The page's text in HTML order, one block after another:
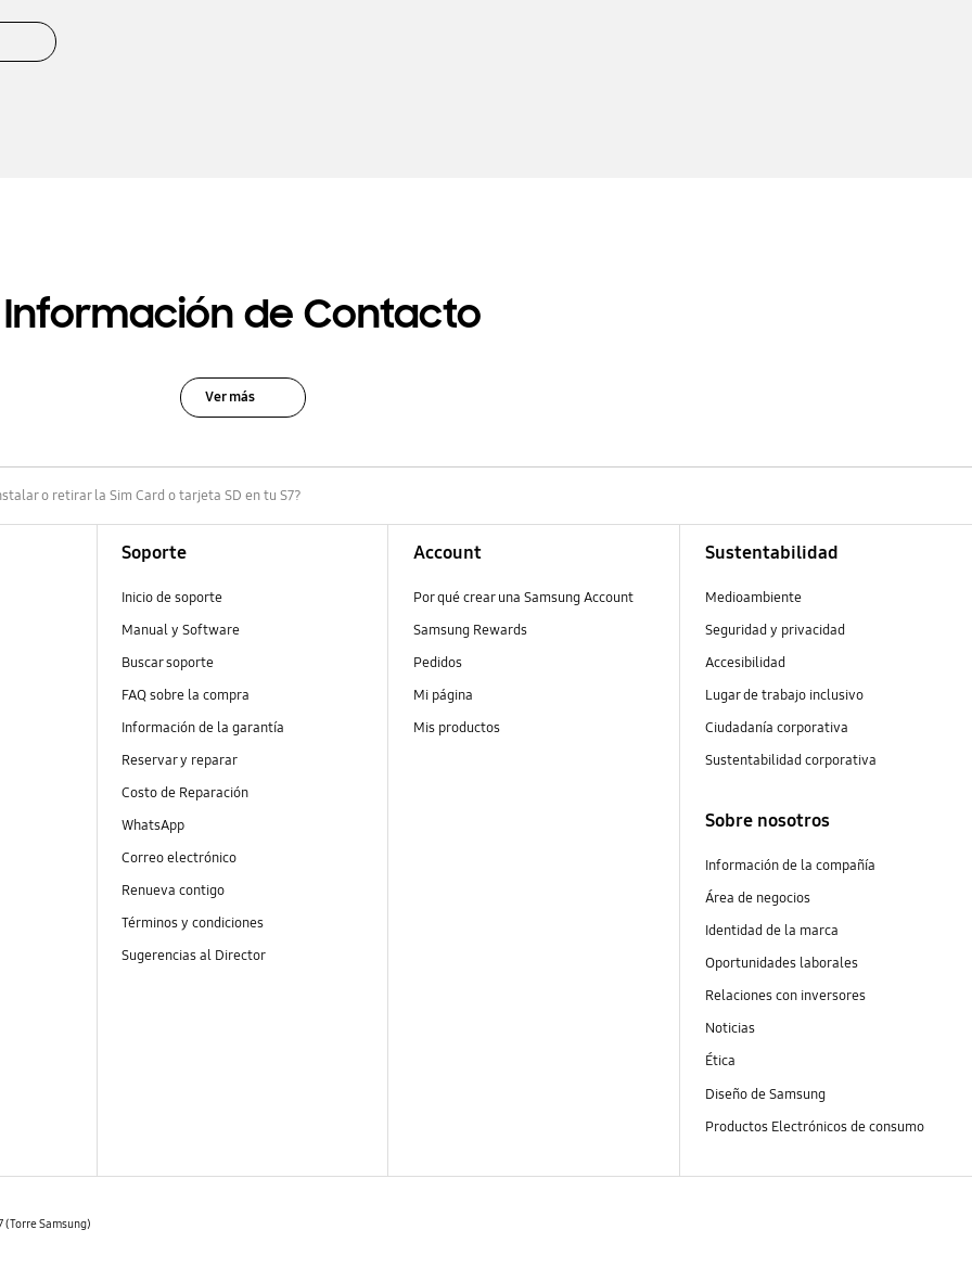
Información de Contacto
Ver más
o retirar la Sim Card o tarjeta SD en tu S7?
Soporte
Inicio de soporte
Manual y Software
Buscar soporte
FAQ sobre la compra
Información de la garantía
Reservar y reparar
Costo de Reparación
WhatsApp
Correo electrónico
Renueva contigo
Términos y condiciones
Sugerencias al Director
Account
Por qué crear una Samsung Account
Samsung Rewards
Pedidos
Mi página
Mis productos
Sustentabilidad
Medioambiente
Seguridad y privacidad
Accesibilidad
Lugar de trabajo inclusivo
Ciudadanía corporativa
Sustentabilidad corporativa
Sobre nosotros
Información de la compañía
Área de negocios
Identidad de la marca
Oportunidades laborales
Relaciones con inversores
Noticias
Ética
Diseño de Samsung
Productos Electrónicos de consumo
(Torre Samsung)